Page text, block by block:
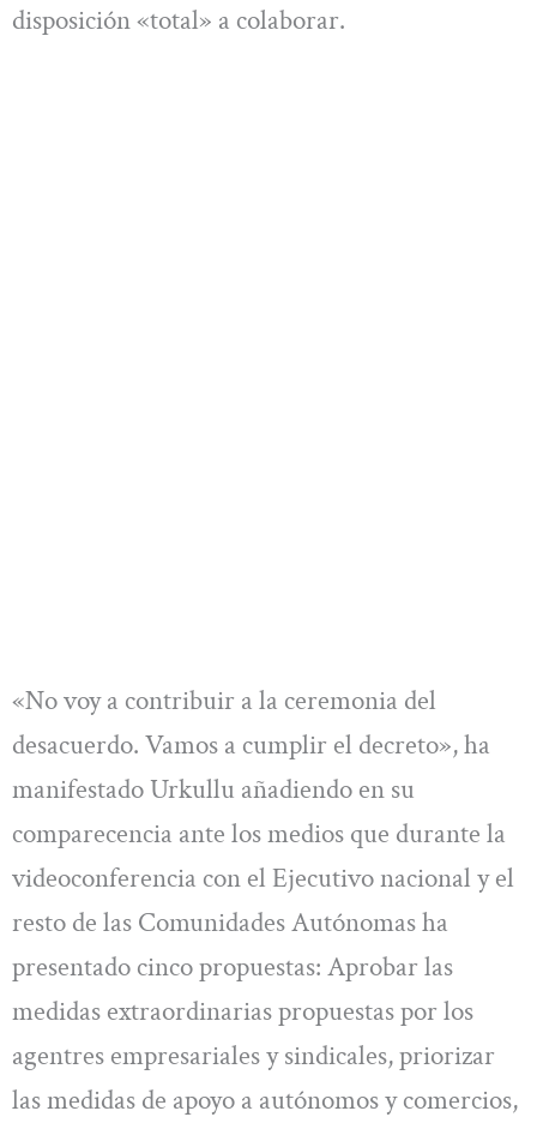
disposición «total» a colaborar.
«No voy a contribuir a la ceremonia del
desacuerdo. Vamos a cumplir el decreto», ha
manifestado Urkullu añadiendo en su
comparecencia ante los medios que durante la
videoconferencia con el Ejecutivo nacional y el
resto de las Comunidades Autónomas ha
presentado cinco propuestas: Aprobar las
medidas extraordinarias propuestas por los
agentres empresariales y sindicales, priorizar
las medidas de apoyo a autónomos y comercios,